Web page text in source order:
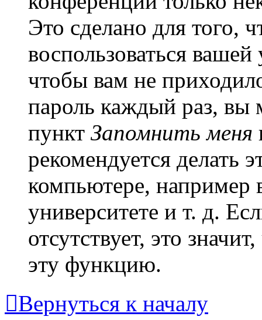
Это сделано для того,
воспользоваться
чтобы вам не
пароль каждый раз, вы
пункт Запомнить меня
рекомендуется делать
компьютере, например
университете и т. д.
отсутствует, это
эту функцию.
Вернуться к началу